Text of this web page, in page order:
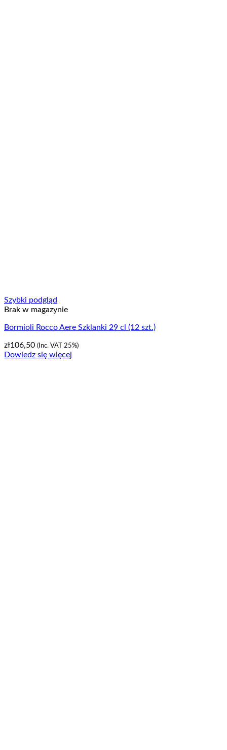
Szybki podgląd
Brak w magazynie
Bormioli Rocco Aere Szklanki 29 cl (12 szt.)
zł106,50 (Inc. VAT 25%)
Dowiedz się więcej